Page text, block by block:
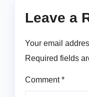
Leave a
Your email
Required fields
Comment*